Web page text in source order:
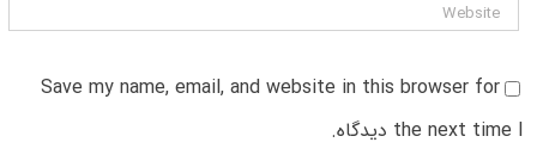
Save my name, email, and website in this browser for
the next time I دیدگاه.